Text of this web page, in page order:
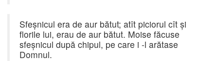
Sfeşnicul era de aur bătut; atît piciorul cît şi
florile lui, erau de aur bătut. Moise făcuse
sfeşnicul după chipul, pe care i -l arătase
Domnul.